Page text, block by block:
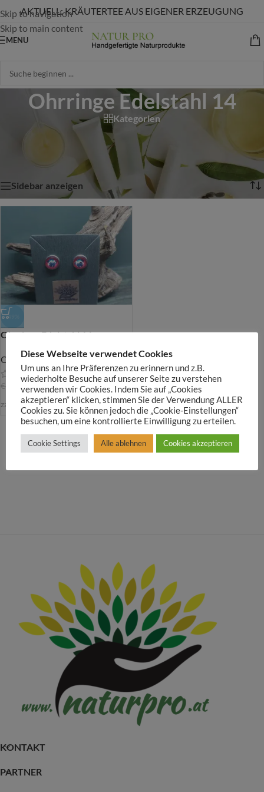
Skip to navigation
Skip to main content
AKTUELL: KRÄUTERTEE AUS EIGENER ERZEUGUNG
MENU
Ohrringe Edelstahl 14
Kategorien
Produkte verschlagwortet mit „Ohrringe Edelstahl 14“
Einzelnes Ergebnis wird angezeigt
Sidebar anzeigen
-49%
Ohrringe Edelstahl 14
Ohrringe
€6,90 €3,50
zzgl. Versandkosten
KONTAKT
PARTNER
Diese Webseite verwendet Cookies
Um uns an Ihre Präferenzen zu erinnern und z.B.
wiederholte Besuche auf unserer Seite zu verstehen
verwenden wir Cookies. Indem Sie auf „Cookies
akzeptieren“ klicken, stimmen Sie der Verwendung ALLER
Cookies zu. Sie können jedoch die „Cookie-Einstellungen“
besuchen, um eine kontrollierte Einwilligung zu erteilen.
Cookie Settings Alle ablehnen Cookies akzeptieren